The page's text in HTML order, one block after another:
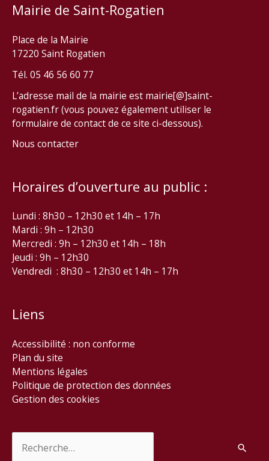
Mairie de Saint-Rogatien
Place de la Mairie
17220 Saint Rogatien
Tél. 05 46 56 60 77
L’adresse mail de la mairie est mairie[@]saint-
rogatien.fr (vous pouvez également utiliser le
formulaire de contact de ce site ci-dessous).
Nous contacter
Horaires d’ouverture au public :
Lundi : 8h30 – 12h30 et 14h – 17h
Mardi : 9h – 12h30
Mercredi : 9h – 12h30 et 14h – 18h
Jeudi : 9h – 12h30
Vendredi : 8h30 – 12h30 et 14h – 17h
Liens
Accessibilité : non conforme
Plan du site
Mentions légales
Politique de protection des données
Gestion des cookies